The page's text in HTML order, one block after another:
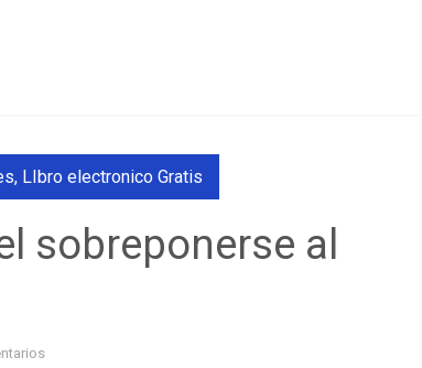
, LIbro electronico Gratis
sobreponerse al